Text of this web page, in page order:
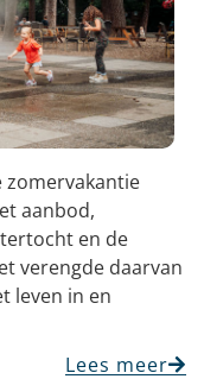
zomervakantie
aanbod,
en de
verengde daarvan
leven in en
Lees meer